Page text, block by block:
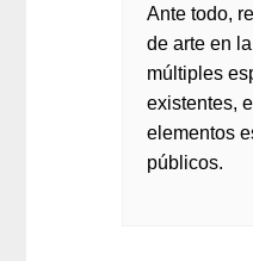
Ante todo,
de arte en
múltiples
existentes,
elementos
públicos.